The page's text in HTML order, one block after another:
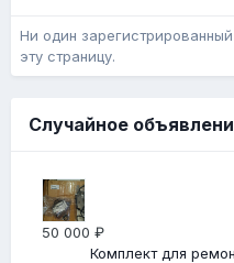
Ни один
эту страницу.
Случайное
50 000 ₽
Комплект для